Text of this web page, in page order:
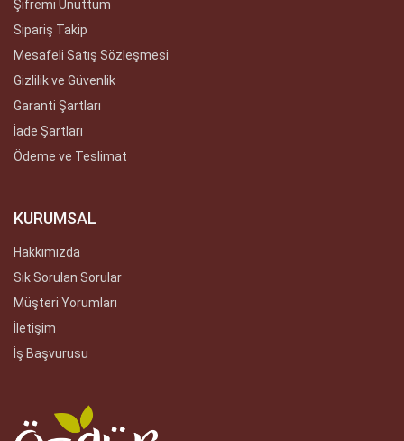
Şifremi Unuttum
Sipariş Takip
Mesafeli Satış Sözleşmesi
Gizlilik ve Güvenlik
Garanti Şartları
İade Şartları
Ödeme ve Teslimat
KURUMSAL
Hakkımızda
Sık Sorulan Sorular
Müşteri Yorumları
İletişim
İş Başvurusu